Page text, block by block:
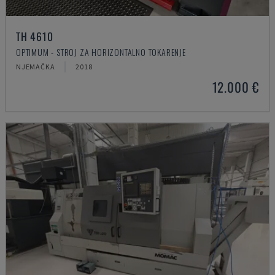
TH 4610
OPTIMUM - STROJ ZA HORIZONTALNO TOKARENJE
NJEMAČKA 2018
12.000 €